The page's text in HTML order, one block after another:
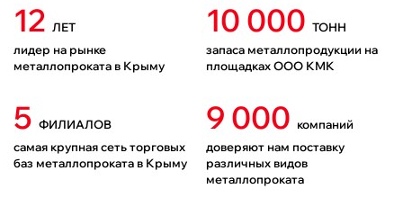
12 ЛЕТ
лидер на рынке
металлопроката в Крыму
10 000 ТОНН
запаса металлопродукции на
площадках ООО КМК
5 ФИЛИАЛОВ
самая крупная сеть торговых
баз металлопроката в Крыму
9 000 компаний
доверяют нам поставку
различных видов
металлопроката